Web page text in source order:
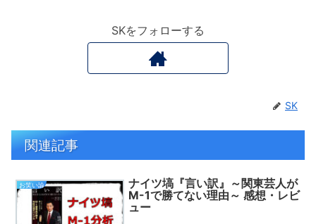
SKをフォローする
SK
関連記事
お笑い論
ナイツ塙『言い訳』～関東芸人が
M-1で勝てない理由～ 感想・レビ
ュー